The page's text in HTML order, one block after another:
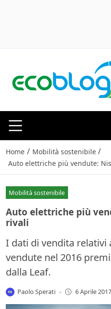
Home / Mobilità sostenibile /
Auto elettriche più vendute:
Mobilità sostenibile
Auto elettriche più
rivali
I dati di vendita relativi
vendute nel 2016
dalla Leaf.
Paolo Sperati - 6 Aprile 2017